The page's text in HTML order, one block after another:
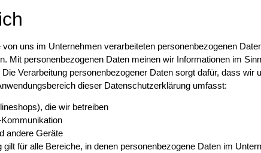
uns im Unternehmen verarbeiteten personenbezogenen
Mit personenbezogenen Daten meinen wir Informationen im
Verarbeitung personenbezogener Daten sorgt dafür, dass
dieser Datenschutzerklärung umfasst:
die wir betreiben
andere Geräte
für alle Bereiche, in denen personenbezogene Daten im